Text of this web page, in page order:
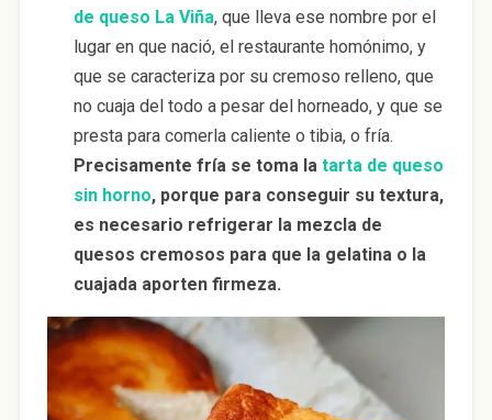
de queso La Viña, que lleva ese nombre por el
lugar en que nació, el restaurante homónimo, y
que se caracteriza por su cremoso relleno, que
no cuaja del todo a pesar del horneado, y que se
presta para comerla caliente o tibia, o fría.
Precisamente fría se toma la tarta de queso
sin horno, porque para conseguir su textura,
es necesario refrigerar la mezcla de
quesos cremosos para que la gelatina o la
cuajada aporten firmeza.